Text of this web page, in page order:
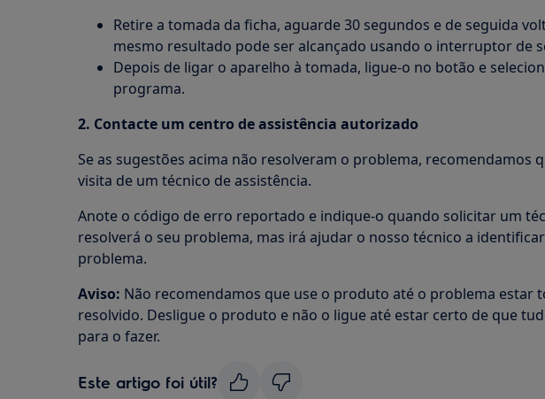
Retire a tomada da ficha, aguarde 30 segundos e de seguida
mesmo resultado pode ser alcançado usando o interruptor de
Depois de ligar o aparelho à tomada, ligue-o no botão e
programa.
2. Contacte um centro de assistência autorizado
Se as sugestões acima não resolveram o problema, recomendamos
visita de um técnico de assistência.
Anote o código de erro reportado e indique-o quando solicitar um
resolverá o seu problema, mas irá ajudar o nosso técnico a
problema.
Aviso: Não recomendamos que use o produto até o problema estar
resolvido. Desligue o produto e não o ligue até estar certo de que
para o fazer.
Este artigo foi útil?